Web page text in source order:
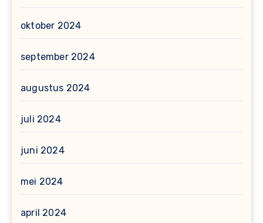
oktober 2024
september 2024
augustus 2024
juli 2024
juni 2024
mei 2024
april 2024